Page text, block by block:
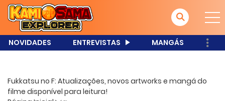
NOVIDADES ENTREVISTAS MANGÁS
Fukkatsu no F: Atualizações, novos artworks e mangá do
filme disponível para leitura!